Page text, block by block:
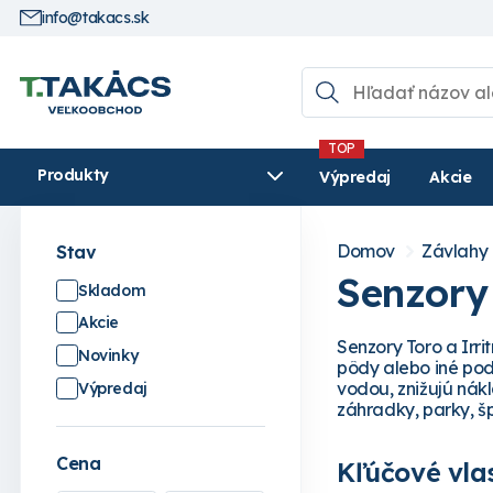
info@takacs.sk
Produkty Výpredaj Akcie
Stav
Skladom
Akcie
Novinky
Výpredaj
Cena
Domov Závlahy
Senzory Toro a
pôdy alebo iné
vodou, znižujú
záhradky, parky,
Kľúčové